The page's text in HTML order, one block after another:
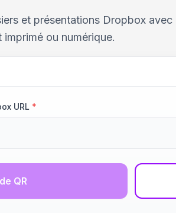
et présentations Dropbox
ou numérique.
URL *
QR